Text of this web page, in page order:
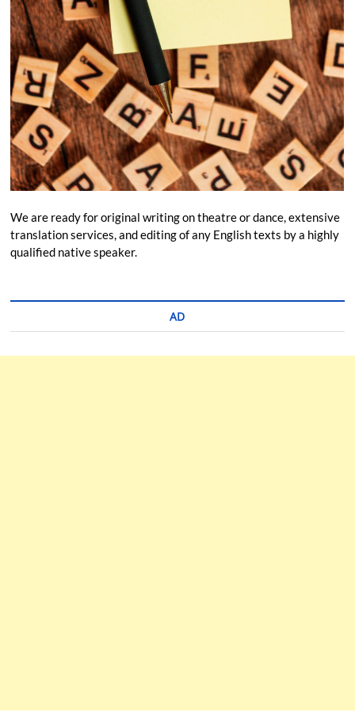
We are ready for original writing on theatre or dance, extensive
translation services, and editing of any English texts by a highly
qualified native speaker.
AD